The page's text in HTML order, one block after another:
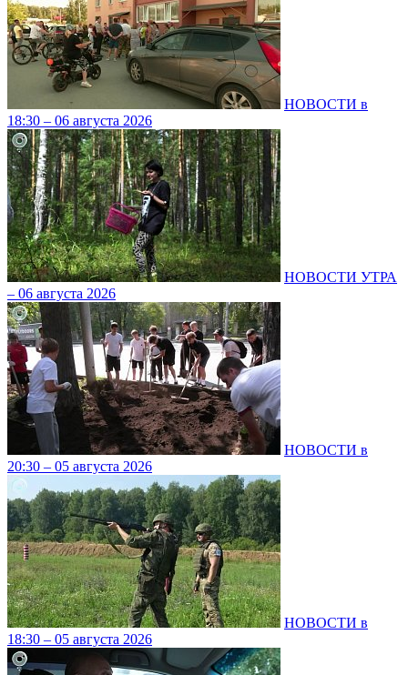
НОВОСТИ в
18:30 – 06 августа 2026
НОВОСТИ УТРА
– 06 августа 2026
НОВОСТИ в
20:30 – 05 августа 2026
НОВОСТИ в
18:30 – 05 августа 2026